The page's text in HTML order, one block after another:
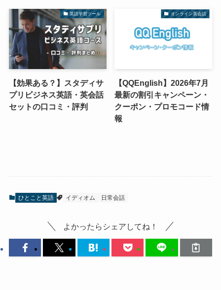
英語学習ツール
【効果ある？】スタディサ
プリビジネス英語・英会話
セットの口コミ・評判
オンライン英会話
【QQEnglish】2026年7月
最新の割引キャンペーン・
クーポン・プロモコード情
報
ひとこと英語 イディオム 日常会話
よかったらシェアしてね！